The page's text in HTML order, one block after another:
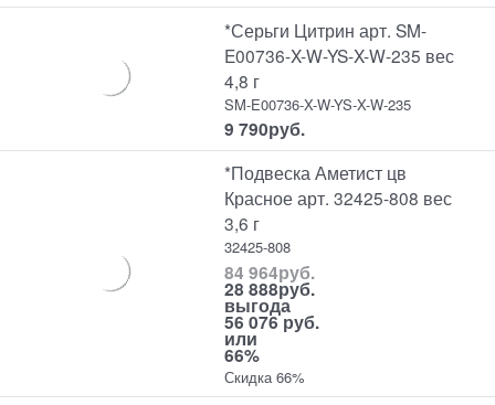
*Серьги Цитрин арт. SM-
E00736-X-W-YS-X-W-235 вес
4,8 г
SM-E00736-X-W-YS-X-W-235
9 790руб.
*Подвеска Аметист цв
Красное арт. 32425-808 вес
3,6 г
32425-808
84 964руб.
28 888руб.
выгода
56 076 руб.
или
66%
Скидка 66%